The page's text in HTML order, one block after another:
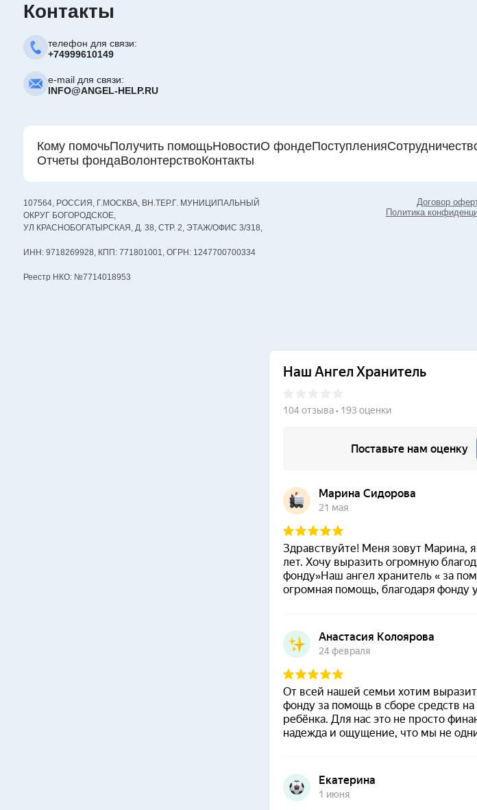
Контакты
телефон для связи:
+74999610149
e-mail для связи:
INFO@ANGEL-HELP.RU
Кому помочьПолучить помощьНовостиО фондеПоступления
Отчеты фондаВолонтерствоКонтакты
107564, РОССИЯ, Г.МОСКВА, ВН.ТЕР.Г. МУНИЦИПАЛЬНЫЙ
ОКРУГ БОГОРОДСКОЕ,
УЛ КРАСНОБОГАТЫРСКАЯ, Д. 38, СТР. 2, ЭТАЖ/ОФИС 3/318,
ИНН: 9718269928, КПП: 771801001, ОГРН: 1247700700334
Реестр НКО: №7714018953
Договор
Политика